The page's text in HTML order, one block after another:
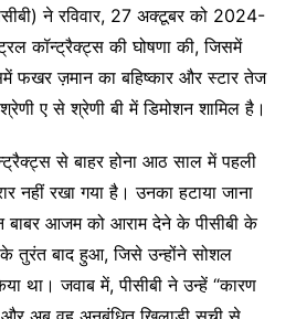
ने रविवार, 27 अक्टूबर को 2024-
कॉन्ट्रैक्ट्स की घोषणा की, जिसमें
फखर ज़मान का बहिष्कार और स्टार तेज
ए से श्रेणी बी में डिमोशन शामिल है।
से बाहर होना आठ साल में पहली
नहीं रखा गया है। उनका हटाया जाना
बाबर आजम को आराम देने के पीसीबी के
तुरंत बाद हुआ, जिसे उन्होंने सोशल
था। जवाब में, पीसीबी ने उन्हें “कारण